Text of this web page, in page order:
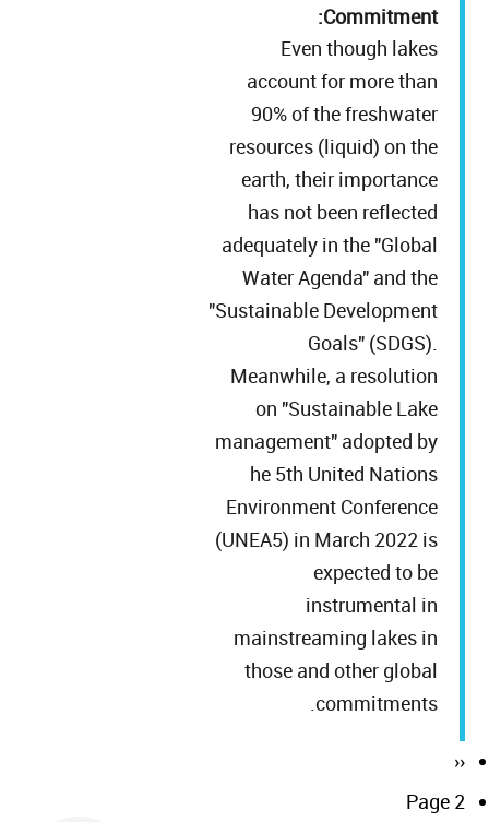
Commitment:
Even though lakes
account for more than
90% of the freshwater
resources (liquid) on the
earth, their importance
has not been reflected
adequately in the "Global
Water Agenda" and the
"Sustainable Development
Goals" (SDGS).
Meanwhile, a resolution
on "Sustainable Lake
management" adopted by
he 5th United Nations
Environment Conference
(UNEA5) in March 2022 is
expected to be
instrumental in
mainstreaming lakes in
those and other global
commitments.
Pagination
Previous
page
‹‹
Page 2